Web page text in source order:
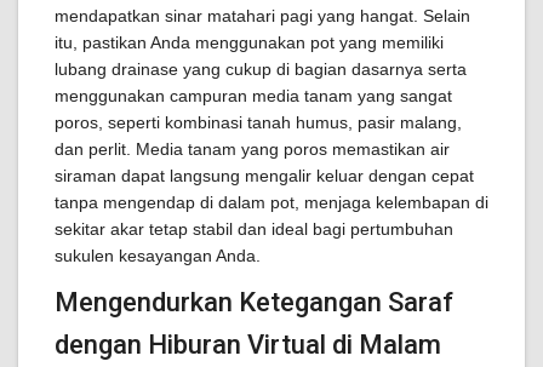
mendapatkan sinar matahari pagi yang hangat. Selain
itu, pastikan Anda menggunakan pot yang memiliki
lubang drainase yang cukup di bagian dasarnya serta
menggunakan campuran media tanam yang sangat
poros, seperti kombinasi tanah humus, pasir malang,
dan perlit. Media tanam yang poros memastikan air
siraman dapat langsung mengalir keluar dengan cepat
tanpa mengendap di dalam pot, menjaga kelembapan di
sekitar akar tetap stabil dan ideal bagi pertumbuhan
sukulen kesayangan Anda.
Mengendurkan Ketegangan Saraf
dengan Hiburan Virtual di Malam